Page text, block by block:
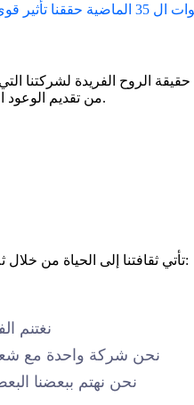
الروح الفريدة لشركتنا
من تقديم الوعود التي نقدمها لعملائنا وموظفينا.
في Fixera ، تأتي ثقافتنا إلى الحياة من خلال ثلاث قيم أساسية:
نغتنم
نحن شركة واحدة مع
نحن نهتم ببعضنا